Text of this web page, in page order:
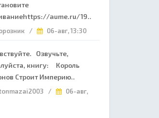
aume.ru/19..
/ 06-авг, 13:30
Озвучьте,
книгу: Король
Строит Империю..
/
06-авг,